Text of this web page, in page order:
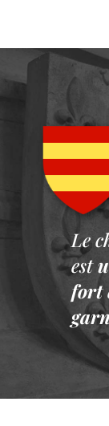
Le
est
fort